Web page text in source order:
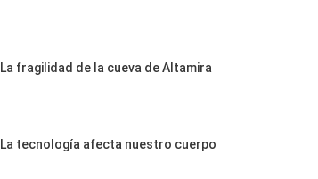
La fragilidad de la cueva de Altamira
La tecnología afecta nuestro cuerpo